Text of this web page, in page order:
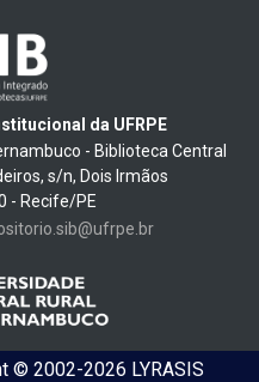
da UFRPE
- Biblioteca Central
s/n, Dois Irmãos
- Recife/PE
© 2002-2026 LYRASIS